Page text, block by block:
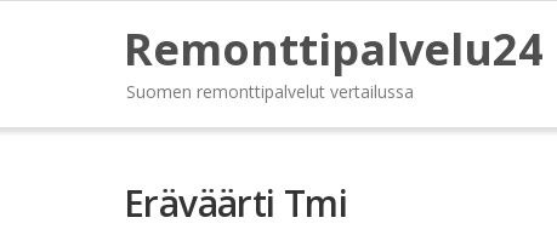
Remonttipalvelu24
Suomen remonttipalvelut vertailussa
Eräväärti Tmi